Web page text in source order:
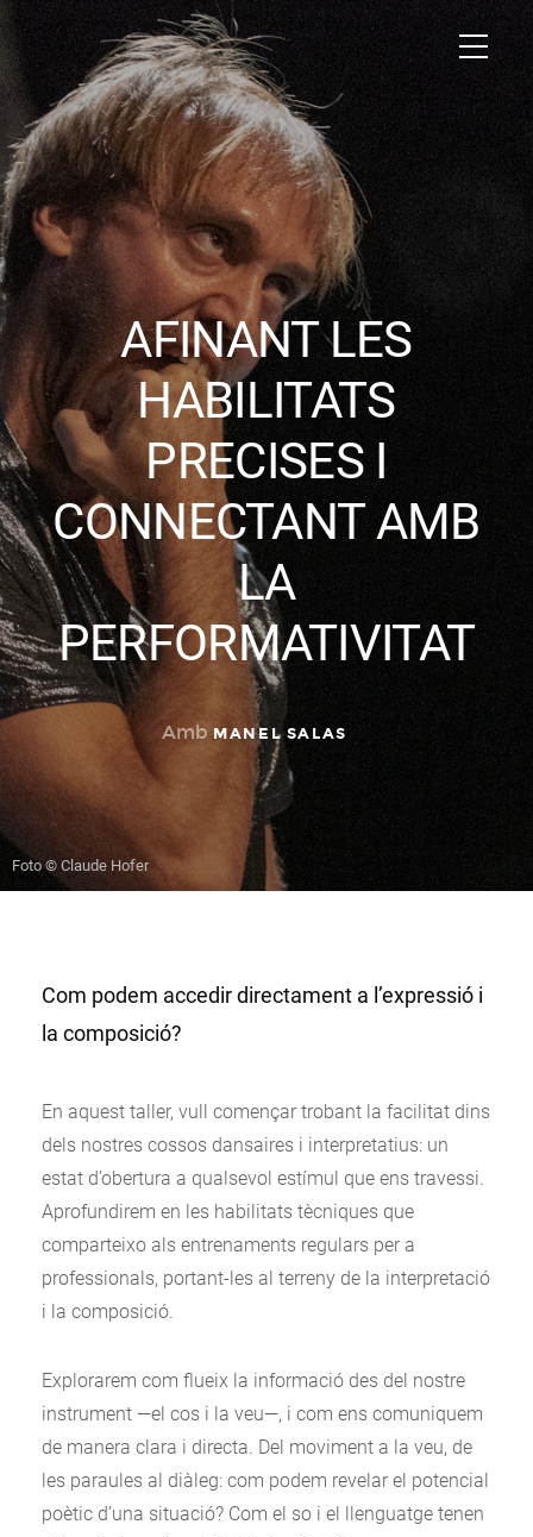
AFINANT LES
HABILITATS
PRECISES I
CONNECTANT AMB
LA
PERFORMATIVITAT
AmbMANEL SALAS
Foto © Claude Hofer
Com podem accedir directament a l’expressió i
la composició?
En aquest taller, vull començar trobant la facilitat dins
dels nostres cossos dansaires i interpretatius: un
estat d’obertura a qualsevol estímul que ens travessi.
Aprofundirem en les habilitats tècniques que
comparteixo als entrenaments regulars per a
professionals, portant-les al terreny de la interpretació
i la composició.
Explorarem com flueix la informació des del nostre
instrument —el cos i la veu—, i com ens comuniquem
de manera clara i directa. Del moviment a la veu, de
les paraules al diàleg: com podem revelar el potencial
poètic d’una situació? Com el so i el llenguatge tenen